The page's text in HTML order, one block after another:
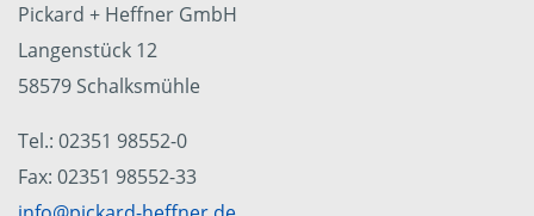
Pickard + Heffner GmbH
Langenstück 12
58579 Schalksmühle
Tel.: 02351 98552-0
Fax: 02351 98552-33